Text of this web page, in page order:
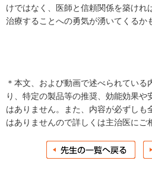
けではなく、医師と信頼関係を築けれ
治療することへの勇気が湧いてくるか
＊本文、および動画で述べられている
り、特定の製品等の推奨、効能効果
はありません。また、内容が必ずしも
はありませんので詳しくは主治医にご